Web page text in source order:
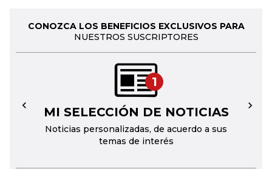
CONOZCA LOS BENEFICIOS EXCLUSIVOS PARA
NUESTROS SUSCRIPTORES
1
MI SELECCIÓN DE NOTICIAS
Noticias personalizadas, de acuerdo a sus
temas de interés
← →